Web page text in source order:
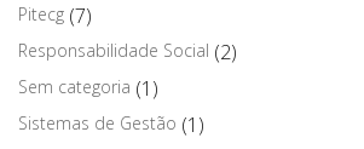
Pitecg (7)
Responsabilidade Social (2)
Sem categoria (1)
Sistemas de Gestão (1)